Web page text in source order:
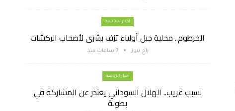
أخبار سياسية
الخرطوم.. محلية جبل أولياء تزف بشرى لأصحاب الركشات
باج نيوز 7 ساعات منذ
أخبار الرياضة
لسبب غريب.. الهلال السوداني يعتذر عن المشاركة في
بطولة